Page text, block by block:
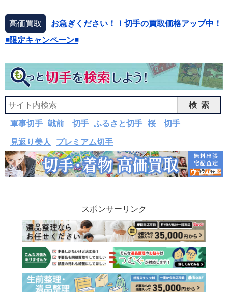
高価買取
お急ぎください！！切手の買取価格アップ中！
◾️限定キャンペーン◾️
検索
軍事切手 戦前 切手 ふるさと切手 桜 切手
見返り美人
プレミアム切手
スポンサーリンク